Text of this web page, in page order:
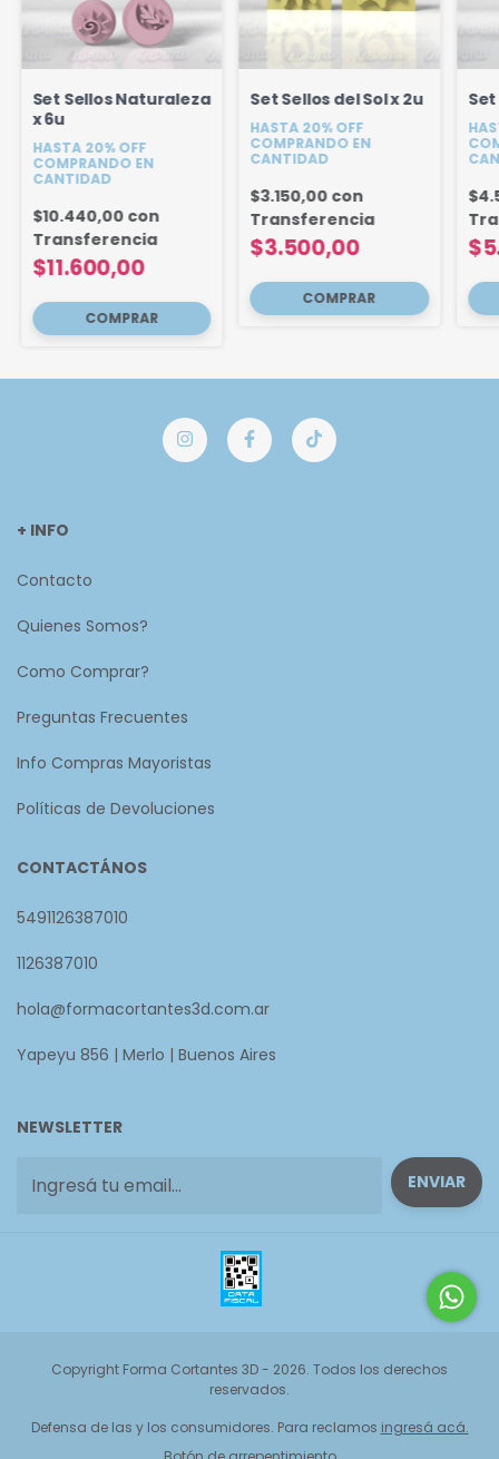
Set Sellos Naturaleza
x 6u
HASTA 20% OFF
COMPRANDO EN
CANTIDAD
$11.600,00
$10.440,00 con
Transferencia
Set Sellos del Sol x 2u
HASTA 20% OFF
COMPRANDO EN
CANTIDAD
$3.500,00
$3.150,00 con
Transferencia
+ INFO
Contacto
Quienes Somos?
Como Comprar?
Preguntas Frecuentes
Info Compras Mayoristas
Políticas de Devoluciones
CONTACTÁNOS
5491126387010
1126387010
hola@formacortantes3d.com.ar
Yapeyu 856 | Merlo | Buenos Aires
NEWSLETTER
Copyright Forma Cortantes 3D - 2026. Todos los derechos
reservados.
Defensa de las y los consumidores. Para reclamos ingresá acá.